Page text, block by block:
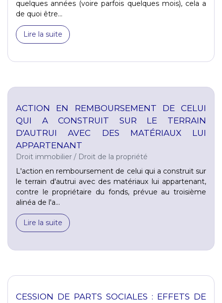
quelques années (voire parfois quelques mois), cela a
de quoi être...
Lire la suite
ACTION EN REMBOURSEMENT DE CELUI
QUI A CONSTRUIT SUR LE TERRAIN
D'AUTRUI AVEC DES MATÉRIAUX LUI
APPARTENANT
Droit immobilier / Droit de la propriété
L'action en remboursement de celui qui a construit sur
le terrain d'autrui avec des matériaux lui appartenant,
contre le propriétaire du fonds, prévue au troisième
alinéa de l'a...
Lire la suite
CESSION DE PARTS SOCIALES : EFFETS DE